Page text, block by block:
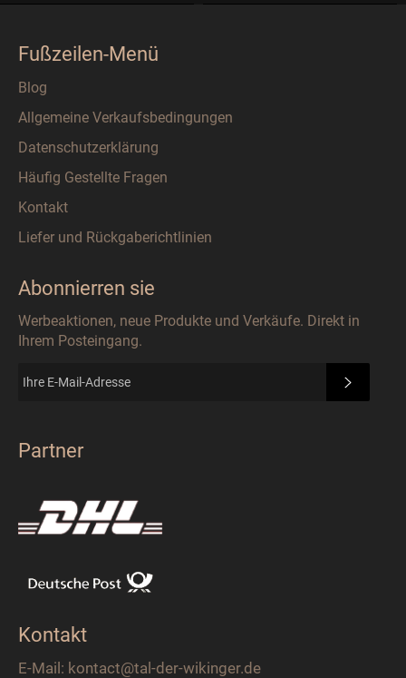
Fußzeilen-Menü
Blog
Allgemeine Verkaufsbedingungen
Datenschutzerklärung
Häufig Gestellte Fragen
Kontakt
Liefer und Rückgaberichtlinien
Abonnierren sie
Werbeaktionen, neue Produkte und Verkäufe. Direkt in
Ihrem Posteingang.
Partner
Kontakt
E-Mail: kontact@tal-der-wikinger.de